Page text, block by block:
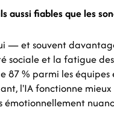
aussi fiables que les
— et souvent
sociale et la fatigue
87 % parmi les
l'IA fonctionne
émotionnellement